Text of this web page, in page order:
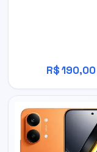
R$ 190,00